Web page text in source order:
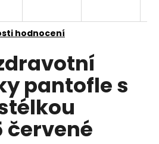
hodnocení
pantofle s
červené